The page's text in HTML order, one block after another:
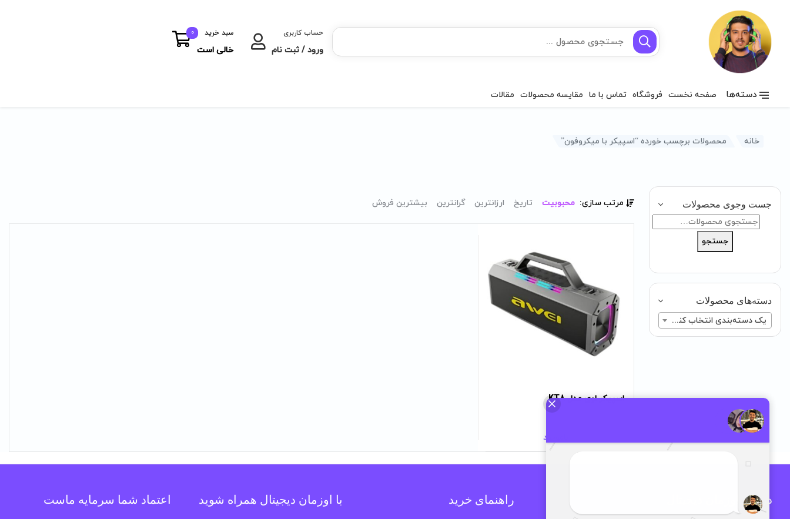
حساب کاربری
ورود / ثبت نام
سبد خرید
خالی است
0
دسته‌ها صفحه نخست فروشگاه تماس با ما مقایسه محصولات مقالات
خانه محصولات برچسب خورده “اسپیکر با میکروفون”
جست وجوی محصولات
جستجو
جستجو
دسته‌های محصولات
یک دسته‌بندی انتخاب کنید
مرتب سازی: محبوبیت تاریخ ارزانترین گرانترین بیشترین فروش
اسپیکر اوی مدل KT8
ناموجود
درباره اوزمان دیجیتال راهنمای خرید با اوزمان دیجیتال همراه شوید اعتماد شما سرمایه ماست